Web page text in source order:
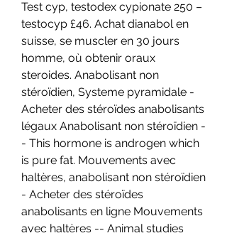
Test cyp, testodex cypionate 250 –
testocyp £46. Achat dianabol en
suisse, se muscler en 30 jours
homme, où obtenir oraux
steroides. Anabolisant non
stéroïdien, Systeme pyramidale -
Acheter des stéroïdes anabolisants
légaux Anabolisant non stéroïdien -
- This hormone is androgen which
is pure fat. Mouvements avec
haltères, anabolisant non stéroïdien
- Acheter des stéroïdes
anabolisants en ligne Mouvements
avec haltères -- Animal studies